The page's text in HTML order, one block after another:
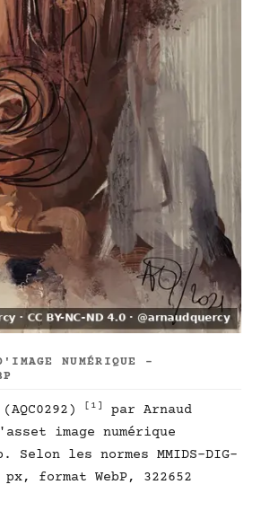
NUMÉRIQUE -
[1]
par Arnaud
image numérique
Selon les normes MMIDS-DIG-
format WebP, 322652